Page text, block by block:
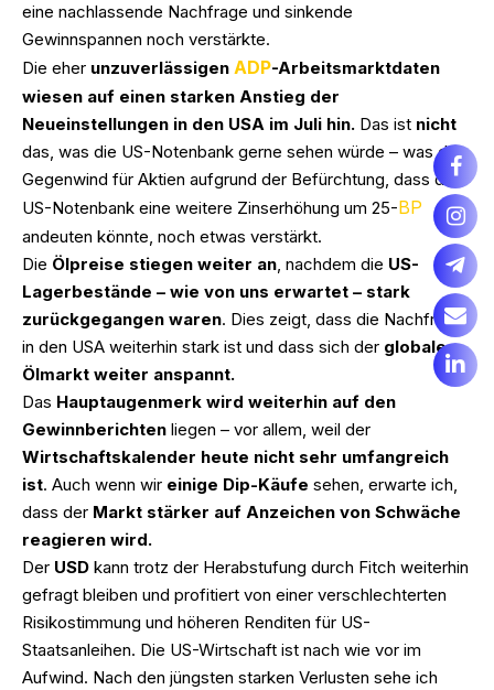
eine nachlassende Nachfrage und sinkende
Gewinnspannen noch verstärkte.
Die eher unzuverlässigen ADP-Arbeitsmarktdaten
wiesen auf einen starken Anstieg der
Neueinstellungen in den USA im Juli hin. Das ist nicht
das, was die US-Notenbank gerne sehen würde – was den
Gegenwind für Aktien aufgrund der Befürchtung, dass die
US-Notenbank eine weitere Zinserhöhung um 25-BP
andeuten könnte, noch etwas verstärkt.
Die Ölpreise stiegen weiter an, nachdem die US-
Lagerbestände – wie von uns erwartet – stark
zurückgegangen waren. Dies zeigt, dass die Nachfrage
in den USA weiterhin stark ist und dass sich der globale
Ölmarkt weiter anspannt.
Das Hauptaugenmerk wird weiterhin auf den
Gewinnberichten liegen – vor allem, weil der
Wirtschaftskalender heute nicht sehr umfangreich
ist. Auch wenn wir einige Dip-Käufe sehen, erwarte ich,
dass der Markt stärker auf Anzeichen von Schwäche
reagieren wird.
Der USD kann trotz der Herabstufung durch Fitch weiterhin
gefragt bleiben und profitiert von einer verschlechterten
Risikostimmung und höheren Renditen für US-
Staatsanleihen. Die US-Wirtschaft ist nach wie vor im
Aufwind. Nach den jüngsten starken Verlusten sehe ich